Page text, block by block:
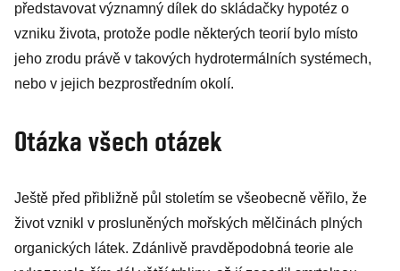
představovat významný dílek do skládačky hypotéz o
vzniku života, protože podle některých teorií bylo místo
jeho zrodu právě v takových hydrotermálních systémech,
nebo v jejich bezprostředním okolí.
Otázka všech otázek
Ještě před přibližně půl stoletím se všeobecně věřilo, že
život vznikl v prosluněných mořských mělčinách plných
organických látek. Zdánlivě pravděpodobná teorie ale